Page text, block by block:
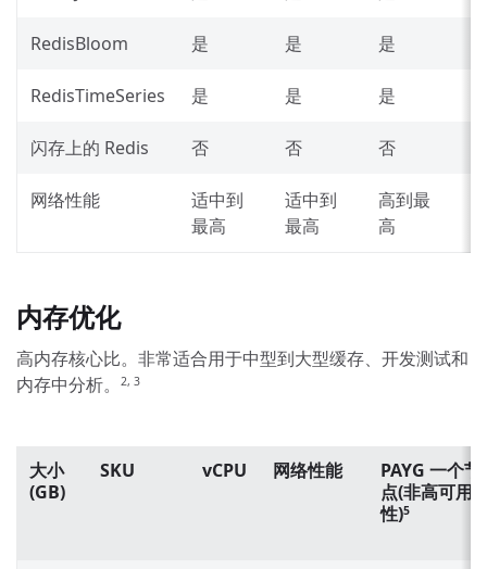
RedisBloom 是 是 是
RedisTimeSeries 是 是 是
闪存上的 Redis 否 否 否
网络性能
适中到
最高
适中到
最高
高到最
高
内存优化
高内存核心比。非常适合用于中型到大型缓存、开发测试和
内存中分析。
2, 3
大小
(GB)
SKU vCPU 网络性能
PAYG 一个节
点(非高可用
性)5